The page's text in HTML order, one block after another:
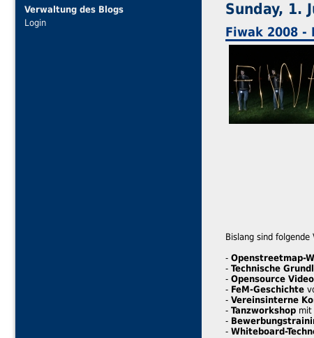
Verwaltung des Blogs
Login
Sunday, 1.
Fiwak 2008 -
Bislang sind
- Openstreetmap-
- Technische
- Opensource
- FeM-Geschichte
- Vereinsinterne
- Tanzworkshop mit
-
- Whiteboard-